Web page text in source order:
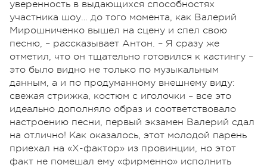
уверенность в выдающихся способностях
участника шоу… до того момента, как Валерий
Мирошниченко вышел на сцену и спел свою
песню, – рассказывает Антон. – Я сразу же
отметил, что он тщательно готовился к кастингу –
это было видно не только по музыкальным
данным, а и по продуманному внешнему виду:
свежая стрижка, костюм с иголочки – все это
идеально дополняло образ и соответствовало
настроению песни, первый экзамен Валерий сдал
на отлично! Как оказалось, этот молодой парень
приехал на «Х-фактор» из провинции, но этот
факт не помешал ему «фирменно» исполнить